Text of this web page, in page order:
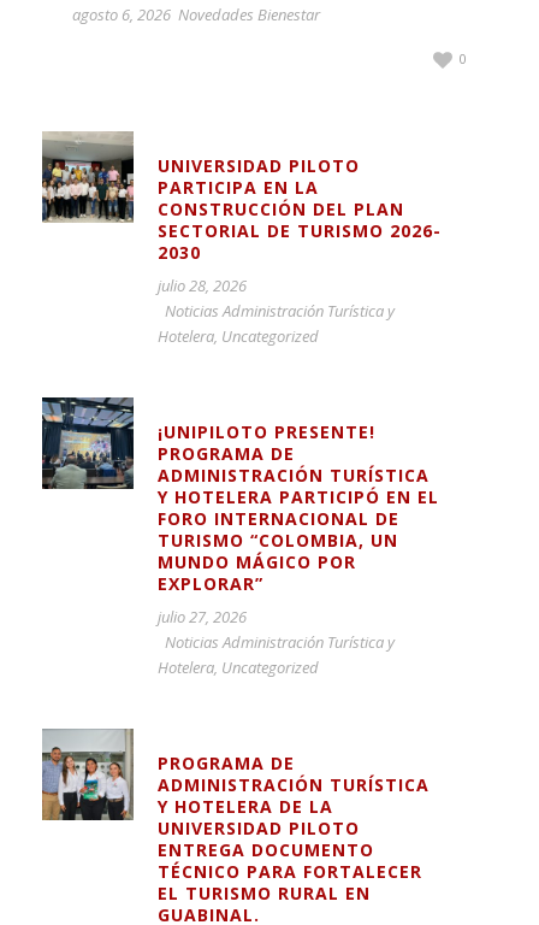
agosto 6, 2026 Novedades Bienestar
0
UNIVERSIDAD PILOTO
PARTICIPA EN LA
CONSTRUCCIÓN DEL PLAN
SECTORIAL DE TURISMO 2026-
2030
julio 28, 2026
Noticias Administración Turística y
Hotelera, Uncategorized
¡UNIPILOTO PRESENTE!
PROGRAMA DE
ADMINISTRACIÓN TURÍSTICA
Y HOTELERA PARTICIPÓ EN EL
FORO INTERNACIONAL DE
TURISMO “COLOMBIA, UN
MUNDO MÁGICO POR
EXPLORAR”
julio 27, 2026
Noticias Administración Turística y
Hotelera, Uncategorized
PROGRAMA DE
ADMINISTRACIÓN TURÍSTICA
Y HOTELERA DE LA
UNIVERSIDAD PILOTO
ENTREGA DOCUMENTO
TÉCNICO PARA FORTALECER
EL TURISMO RURAL EN
GUABINAL.